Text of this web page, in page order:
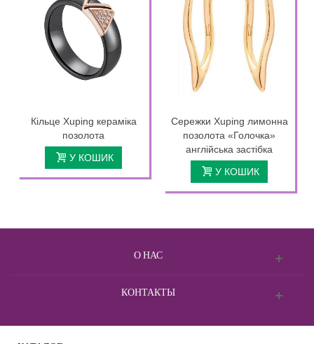
Кільце Xuping кераміка
позолота
У КОШИК
Сережки Xuping лимонна
позолота «Голочка»
англійська застібка
У КОШИК
О НАС
КОНТАКТЫ